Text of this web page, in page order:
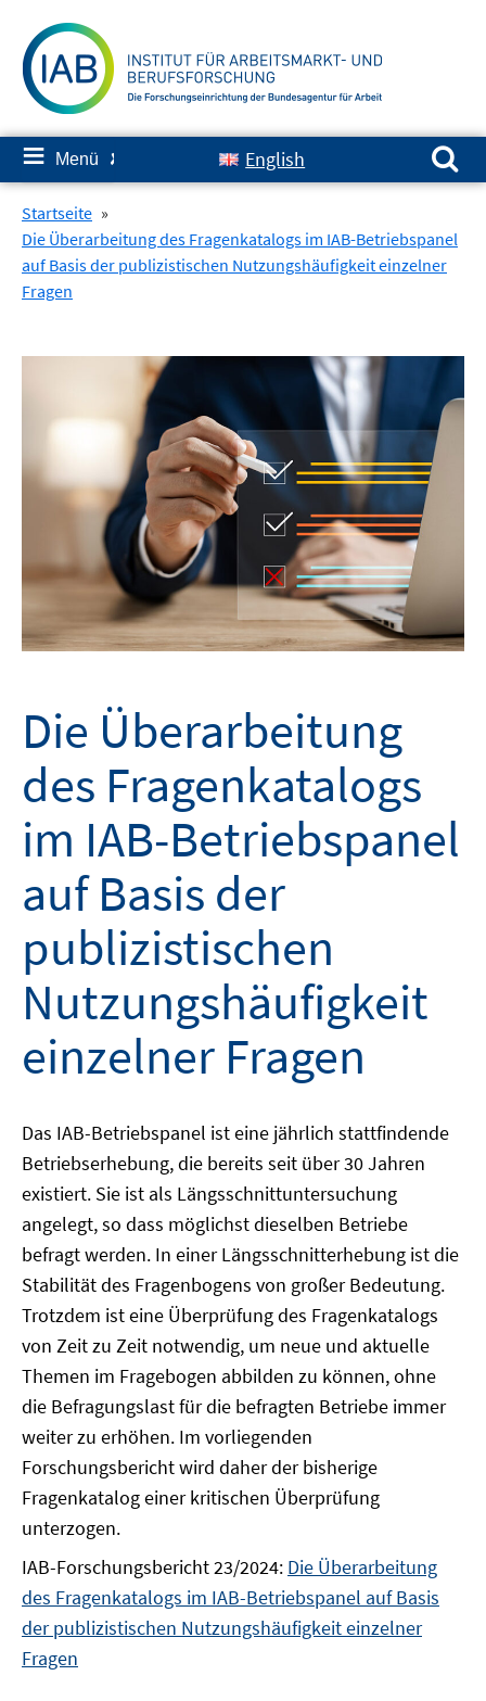
zum
Inhalt
≡ Menü ✘ English
Suchen nach:
Startseite »
Die Überarbeitung des Fragenkatalogs im IAB-Betriebspanel
auf Basis der publizistischen Nutzungshäufigkeit einzelner
Fragen
Die Überarbeitung
des Fragenkatalogs
im IAB-Betriebspanel
auf Basis der
publizistischen
Nutzungshäufigkeit
einzelner Fragen
Das IAB-Betriebspanel ist eine jährlich stattfindende
Betriebserhebung, die bereits seit über 30 Jahren
existiert. Sie ist als Längsschnittuntersuchung
angelegt, so dass möglichst dieselben Betriebe
befragt werden. In einer Längsschnitterhebung ist die
Stabilität des Fragenbogens von großer Bedeutung.
Trotzdem ist eine Überprüfung des Fragenkatalogs
von Zeit zu Zeit notwendig, um neue und aktuelle
Themen im Fragebogen abbilden zu können, ohne
die Befragungslast für die befragten Betriebe immer
weiter zu erhöhen. Im vorliegenden
Forschungsbericht wird daher der bisherige
Fragenkatalog einer kritischen Überprüfung
unterzogen.
IAB-Forschungsbericht 23/2024: Die Überarbeitung
des Fragenkatalogs im IAB-Betriebspanel auf Basis
der publizistischen Nutzungshäufigkeit einzelner
Fragen